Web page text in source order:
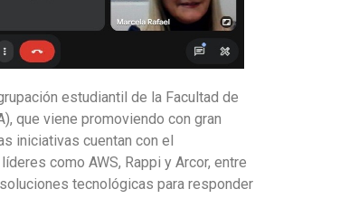
estudiantil de la Facultad de
que viene promoviendo con gran
iniciativas cuentan con el
como AWS, Rappi y Arcor, entre
tecnológicas para responder